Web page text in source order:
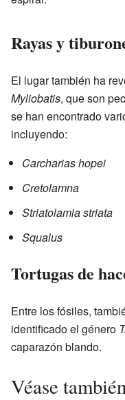
Rayas y
El lugar también ha
Myliobatis, que son
se han encontrado
incluyendo:
Carcharias hopei
Cretolamna
Striatolamia striata
Squalus
Tortugas de
Entre los fósiles,
identificado el género
caparazón blando.
Véase